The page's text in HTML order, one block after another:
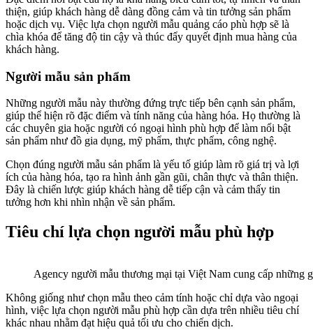
thiện, giúp khách hàng dễ dàng đồng cảm và tin tưởng sản phẩm
hoặc dịch vụ. Việc lựa chọn người mẫu quảng cáo phù hợp sẽ là
chìa khóa để tăng độ tin cậy và thúc đẩy quyết định mua hàng của
khách hàng.
Người mẫu sản phẩm
Những người mẫu này thường đứng trực tiếp bên cạnh sản phẩm,
giúp thể hiện rõ đặc điểm và tính năng của hàng hóa. Họ thường là
các chuyên gia hoặc người có ngoại hình phù hợp để làm nổi bật
sản phẩm như đồ gia dụng, mỹ phẩm, thực phẩm, công nghệ.
Chọn đúng người mẫu sản phẩm là yếu tố giúp làm rõ giá trị và lợi
ích của hàng hóa, tạo ra hình ảnh gần gũi, chân thực và thân thiện.
Đây là chiến lược giúp khách hàng dễ tiếp cận và cảm thấy tin
tưởng hơn khi nhìn nhận về sản phẩm.
Tiêu chí lựa chọn người mẫu phù hợp
Agency người mẫu thương mại tại Việt Nam cung cấp những
Không giống như chọn mẫu theo cảm tính hoặc chỉ dựa vào ngoại
hình, việc lựa chọn người mẫu phù hợp cần dựa trên nhiều tiêu chí
khác nhau nhằm đạt hiệu quả tối ưu cho chiến dịch.